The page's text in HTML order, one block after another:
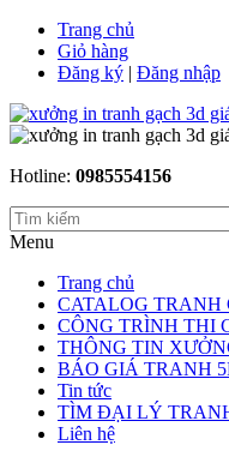
Trang chủ
Giỏ hàng
Đăng ký | Đăng nhập
Hotline: 0985554156
Menu
Trang chủ
CATALOG TRANH
CÔNG TRÌNH THI
THÔNG TIN
BÁO GIÁ TRANH
Tin tức
TÌM ĐẠI LÝ
Liên hệ